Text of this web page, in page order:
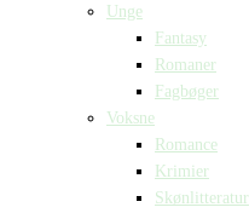
Unge
Fantasy
Romaner
Fagbøger
Voksne
Romance
Krimier
Skønlitteratur